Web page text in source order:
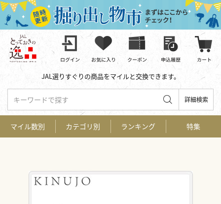
JAL選りすぐりの商品をマイルと交換できます。
キーワードで探す 詳細検索
マイル数別 カテゴリ別 ランキング 特集